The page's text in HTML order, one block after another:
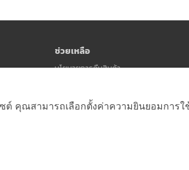
ช่วยเหลือ
นโยบายการคืนสินค้า
ต์ คุณสามารถเลือกตั้งค่าความยินยอมการ